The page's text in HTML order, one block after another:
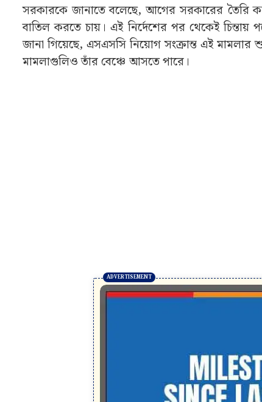
সরকারকে জানাতে বলেছে, আগের সরকারের তৈরি
বাতিল করতে চায়। এই নির্দেশের পর থেকেই চিন্তায়
জানা গিয়েছে, এসএসসি নিয়োগ সংক্রান্ত এই
মামলাগুলিও তাঁর বেঞ্চে আসতে পারে।